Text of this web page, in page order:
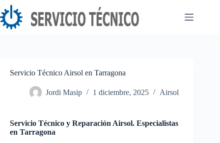
Saltar
al
contenido
Servicio Técnico Airsol en Tarragona
Jordi Masip 1 diciembre, 2025 Airsol
Servicio Técnico y Reparación Airsol. Especialistas
en Tarragona